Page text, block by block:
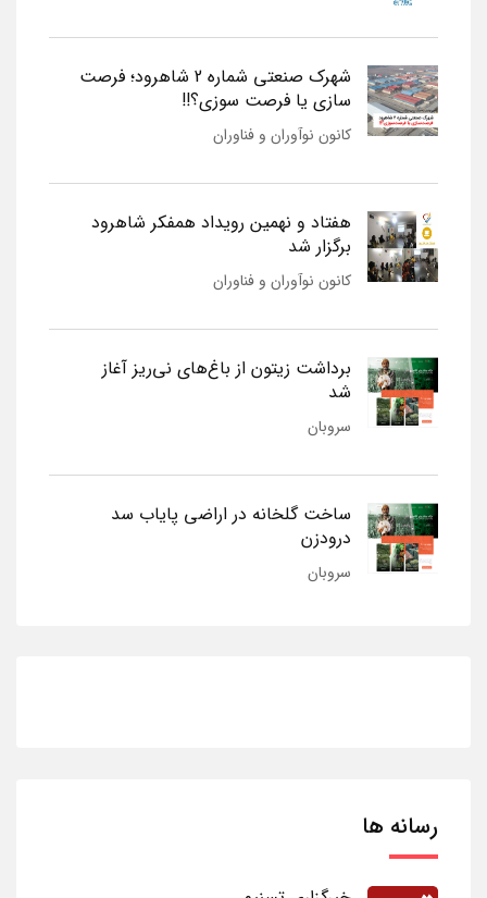
شهرک صنعتی شماره 2 شاهرود؛ فرصت
سازی یا فرصت سوزی؟!!
کانون نوآوران و فناوران
هفتاد و نهمین رویداد همفکر شاهرود
برگزار شد
کانون نوآوران و فناوران
برداشت زیتون از باغ‌های نی‌ریز آغاز
شد
سروبان
ساخت گلخانه در اراضی پایاب سد
درودزن
سروبان
رسانه ها